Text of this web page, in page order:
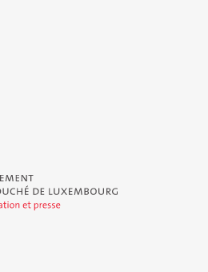
Duché de Luxembourg - Service